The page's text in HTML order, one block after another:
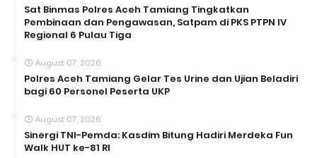
Sat Binmas Polres Aceh Tamiang Tingkatkan
Pembinaan dan Pengawasan, Satpam di PKS PTPN IV
Regional 6 Pulau Tiga
August 07, 2026
Polres Aceh Tamiang Gelar Tes Urine dan Ujian Beladiri
bagi 60 Personel Peserta UKP
August 07, 2026
Sinergi TNI-Pemda: Kasdim Bitung Hadiri Merdeka Fun
Walk HUT ke-81 RI